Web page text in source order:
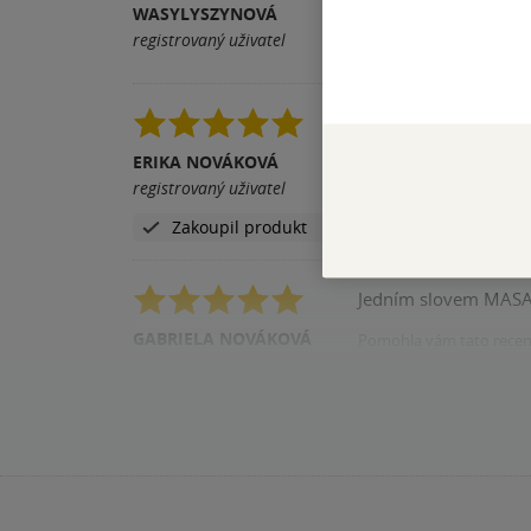
WASYLYSZYNOVÁ
registrovaný uživatel
ERIKA NOVÁKOVÁ
registrovaný uživatel
Zakoupil produkt
Je to opravdu
GABRIELA NOVÁKOVÁ